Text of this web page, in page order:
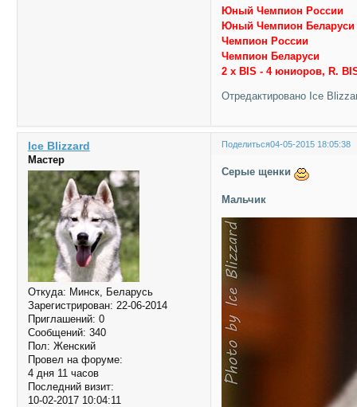
Юный Чемпион России
Юный Чемпион Беларуси
Чемпион России
Чемпион Беларуси
2 x BIS - 4 юниоров, R.
Отредактировано Ice
Поделиться04-05-2015 18:05:38
Ice Blizzard
Мастер
Откуда: Минск, Беларусь
Зарегистрирован: 22-06-2014
Приглашений: 0
Сообщений: 340
Пол: Женский
Провел на форуме:
4 дня 11 часов
Последний визит:
10-02-2017 10:04:11
Серые щенки
Мальчик